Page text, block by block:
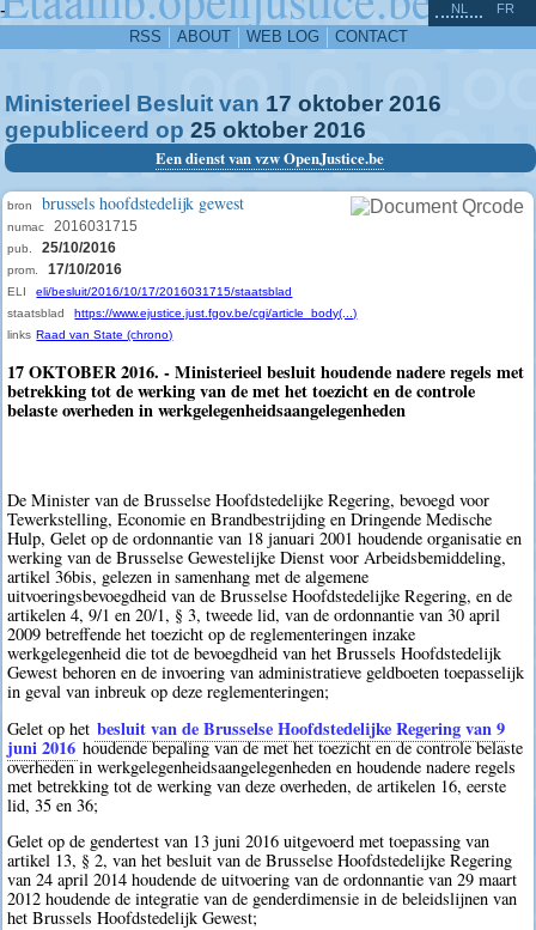
-
RSS ABOUT WEB LOG CONTACT
NL FR
Ministerieel Besluit van 17 oktober 2016
gepubliceerd op 25 oktober 2016
Een dienst van vzw OpenJustice.be
bron brussels hoofdstedelijk gewest
numac 2016031715
pub. 25/10/2016
prom. 17/10/2016
ELI
eli/besluit/2016/10/17/2016031715/staatsblad
staatsblad
https://www.ejustice.just.fgov.be/cgi/article_body(...)
links Raad van State (chrono)
17 OKTOBER 2016. - Ministerieel besluit houdende nadere regels met
betrekking tot de werking van de met het toezicht en de controle
belaste overheden in werkgelegenheidsaangelegenheden
De Minister van de Brusselse Hoofdstedelijke Regering, bevoegd voor
Tewerkstelling, Economie en Brandbestrijding en Dringende Medische
Hulp, Gelet op de ordonnantie van 18 januari 2001 houdende organisatie en
werking van de Brusselse Gewestelijke Dienst voor Arbeidsbemiddeling,
artikel 36bis, gelezen in samenhang met de algemene
uitvoeringsbevoegdheid van de Brusselse Hoofdstedelijke Regering, en de
artikelen 4, 9/1 en 20/1, § 3, tweede lid, van de ordonnantie van 30 april
2009 betreffende het toezicht op de reglementeringen inzake
werkgelegenheid die tot de bevoegdheid van het Brussels Hoofdstedelijk
Gewest behoren en de invoering van administratieve geldboeten toepasselijk
in geval van inbreuk op deze reglementeringen;
Gelet op het besluit van de Brusselse Hoofdstedelijke Regering van 9
juni 2016 houdende bepaling van de met het toezicht en de controle belaste
overheden in werkgelegenheidsaangelegenheden en houdende nadere regels
met betrekking tot de werking van deze overheden, de artikelen 16, eerste
lid, 35 en 36;
Gelet op de gendertest van 13 juni 2016 uitgevoerd met toepassing van
artikel 13, § 2, van het besluit van de Brusselse Hoofdstedelijke Regering
van 24 april 2014 houdende de uitvoering van de ordonnantie van 29 maart
2012 houdende de integratie van de genderdimensie in de beleidslijnen van
het Brussels Hoofdstedelijk Gewest;
^